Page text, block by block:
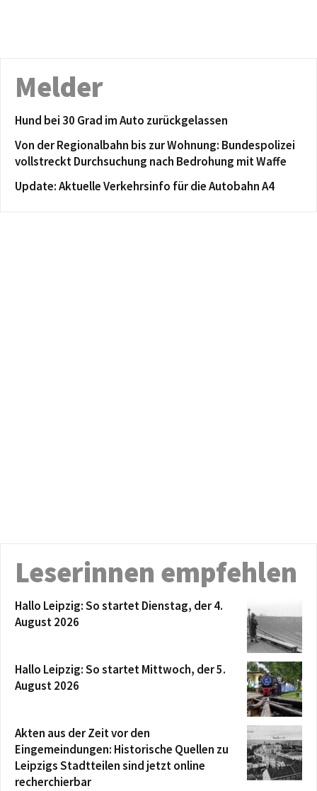
Melder
Hund bei 30 Grad im Auto zurückgelassen
Von der Regionalbahn bis zur Wohnung: Bundespolizei
vollstreckt Durchsuchung nach Bedrohung mit Waffe
Update: Aktuelle Verkehrsinfo für die Autobahn A4
Leserinnen empfehlen
Hallo Leipzig: So startet Dienstag, der 4.
August 2026
Hallo Leipzig: So startet Mittwoch, der 5.
August 2026
Akten aus der Zeit vor den
Eingemeindungen: Historische Quellen zu
Leipzigs Stadtteilen sind jetzt online
recherchierbar